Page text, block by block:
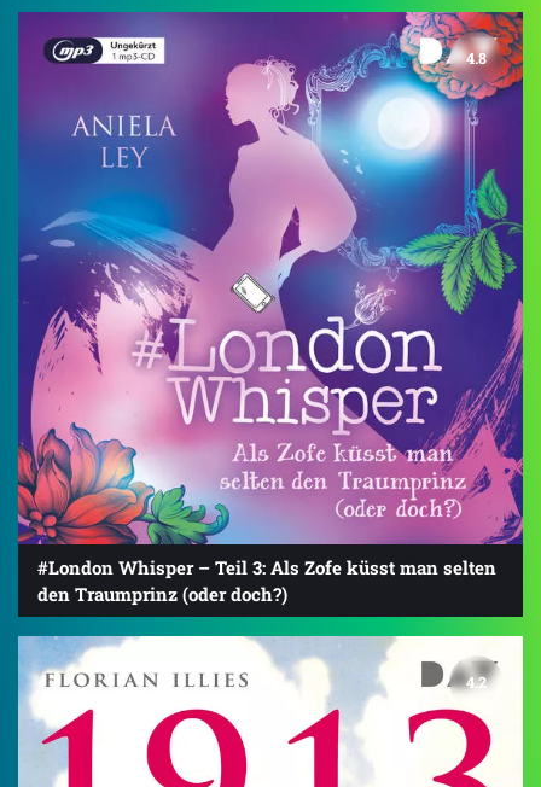
4.8
#London Whisper – Teil 3: Als Zofe küsst man selten
den Traumprinz (oder doch?)
4.2